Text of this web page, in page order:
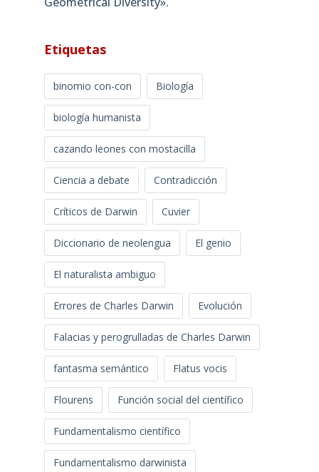
Etiquetas
binomio con-con Biología
biología humanista
cazando leones con mostacilla
Ciencia a debate Contradicción
Críticos de Darwin Cuvier
Diccionario de neolengua El genio
El naturalista ambiguo
Errores de Charles Darwin Evolución
Falacias y perogrulladas de Charles Darwin
fantasma semántico Flatus vocis
Flourens Función social del científico
Fundamentalismo científico
Fundamentalismo darwinista